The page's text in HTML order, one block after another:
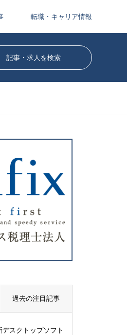
転職・キャリア情報
過去の注目記事
デスクトップソフト